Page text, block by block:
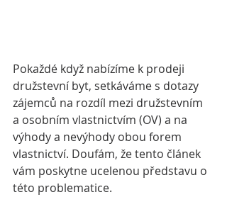
Pokaždé když nabízíme k prodeji
družstevní byt, setkáváme s dotazy
zájemců na rozdíl mezi družstevním
a osobním vlastnictvím (OV) a na
výhody a nevýhody obou forem
vlastnictví. Doufám, že tento článek
vám poskytne ucelenou představu o
této problematice.